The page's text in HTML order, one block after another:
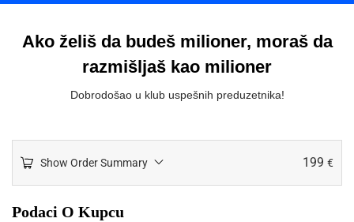
Ako želiš da budeš milioner, moraš da
razmišljaš kao milioner
Dobrodošao u klub uspešnih preduzetnika!
Show Order Summary 199 €
Podaci O Kupcu